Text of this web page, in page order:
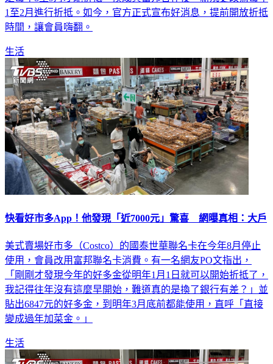
1至2月進行折抵。如今，官方正式宣布好消息，提前開放折抵
時間，讓會員嗨翻。
生活
快看好市多App！他發現「近7000元」驚喜 網曝真相：大戶
美式賣場好市多（Costco）的國泰世華聯名卡在今年8月停止
使用，會員改用富邦聯名卡消費。有一名網友PO文指出，
「剛剛才發現今年的好多金從明年1月1日就可以開始折抵了，
我記得往年沒有這麼早開始，難道真的是換了銀行有差？」並
貼出6847元的好多金，到明年3月底前都能使用，直呼「直接
變成過年加菜金。」
生活